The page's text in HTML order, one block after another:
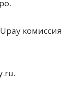
комиссия